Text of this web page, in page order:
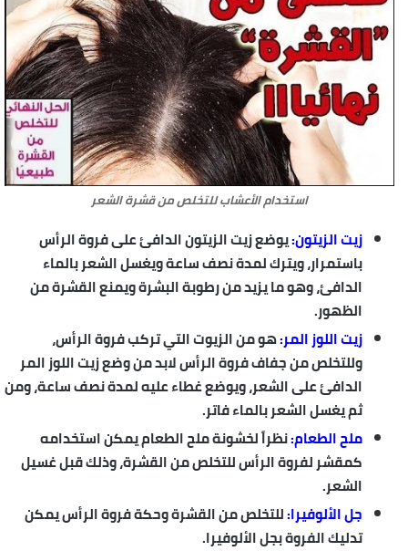
استخدام الأعشاب للتخلص من قشرة الشعر
زيت الزيتون:يوضع زيت الزيتون الدافئ على فروة الرأس
باستمرار، ويترك لمدة نصف ساعة ويغسل الشعر بالماء
الدافئ، وهو ما يزيد من رطوبة البشرة ويمنع القشرة من
الظهور.
زيت اللوز المر:هو من الزيوت التي تركب فروة الرأس،
وللتخلص من جفاف فروة الرأس لابد من وضع زيت اللوز المر
الدافئ على الشعر، ويوضع غطاء عليه لمدة نصف ساعة، ومن
ثم يغسل الشعر بالماء فاتر.
ملح الطعام:نظراً لخشونة ملح الطعام يمكن استخدامه
كمقشر لفروة الرأس للتخلص من القشرة، وذلك قبل غسيل
الشعر.
جل الألوفيرا:للتخلص من القشرة وحكة فروة الرأس يمكن
تدليك الفروة بجل الألوفيرا.